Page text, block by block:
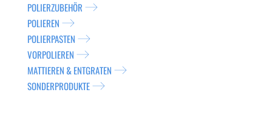
POLIERZUBEHÖR
POLIEREN
POLIERPASTEN
VORPOLIEREN
MATTIEREN & ENTGRATEN
SONDERPRODUKTE